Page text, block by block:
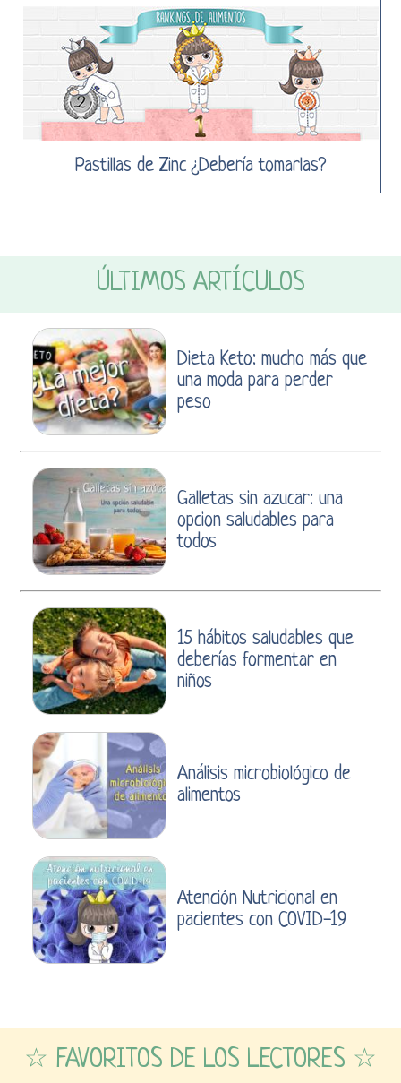
Pastillas de Zinc ¿Debería tomarlas?
ÚLTIMOS ARTÍCULOS
Dieta Keto: mucho más que
una moda para perder
peso
Galletas sin azucar: una
opcion saludables para
todos
15 hábitos saludables que
deberías formentar en
niños
Análisis microbiológico de
alimentos
Atención Nutricional en
pacientes con COVID-19
☆ FAVORITOS DE LOS LECTORES ☆